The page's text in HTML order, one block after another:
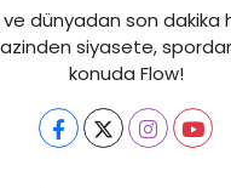
dünyadan son dakika
siyasete,
konuda Flow!